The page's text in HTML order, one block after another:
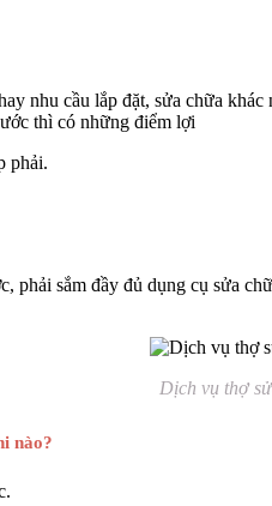
nhu cầu lắp đặt, sửa chữa
thì có những điểm lợi
phải.
phải sắm đầy đủ dụng cụ sửa
Dịch vụ thợ
nào?